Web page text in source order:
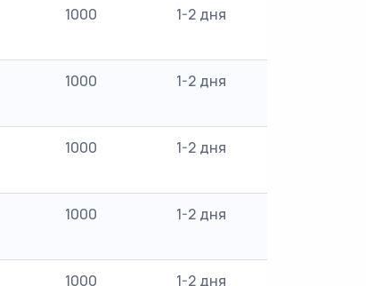
1000 1-2 дня
1000 1-2 дня
1000 1-2 дня
1000 1-2 дня
1000 1-2 дня